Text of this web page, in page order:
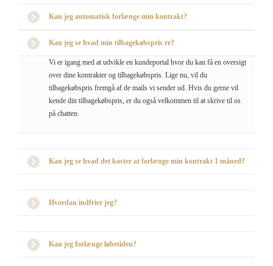
Kan jeg automatisk forlænge min kontrakt?
Kan jeg se hvad min tilbagekøbspris er?
Vi er igang med at udvikle en kundeportal hvor du kan få en oversigt
over dine kontrakter og tilbagekøbspris. Lige nu, vil du
tilbagekøbspris fremgå af de mails vi sender ud. Hvis du gerne vil
kende din tilbagekøbspris, er du også velkommen til at skrive til os
på chatten.
Kan jeg se hvad det koster at forlænge min kontrakt 1 måned?
Hvordan indfrier jeg?
Kan jeg forlænge løbetiden?